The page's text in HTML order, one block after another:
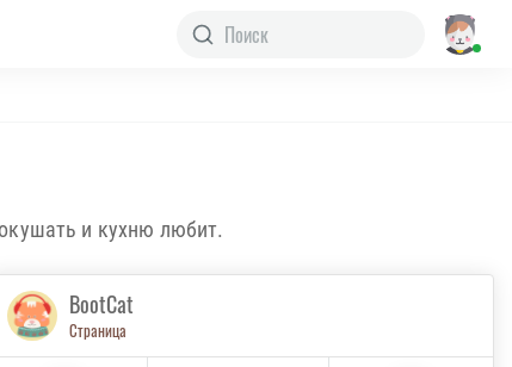
и кухню любит.
BootCat
Страница